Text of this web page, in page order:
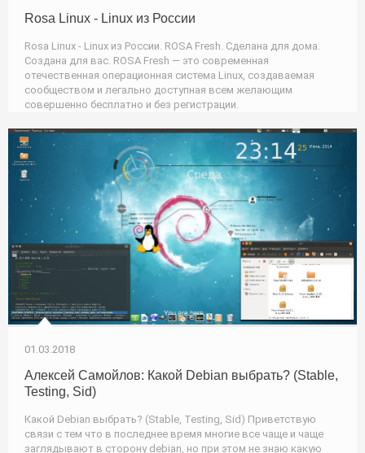
Rosa Linux - Linux из России
Rosa Linux - Linux из России. ROSA Fresh. Сделана для дома.
Создана для вас. ROSA Fresh — это современная
отечественная операционная система Linux, создаваемая
сообществом и легально доступная всем желающим
совершенно бесплатно и без регистрации.
01.03.2018
Алексей Самойлов: Какой Debian выбрать? (Stable,
Testing, Sid)
Какой Debian выбрать? (Stable, Testing, Sid) Приветствую
связи с тем что в последнее время многие все чаще и чаще
заглядывают в сторону debian, но при этом не знаю какую